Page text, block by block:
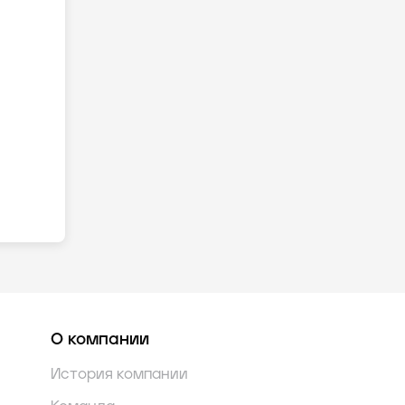
О компании
История компании